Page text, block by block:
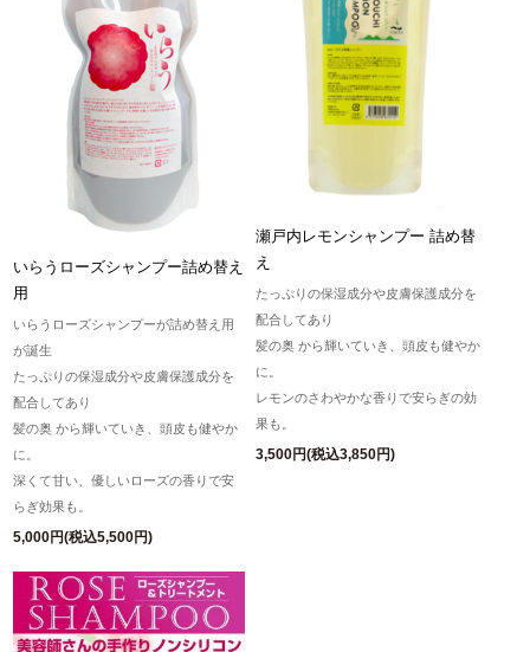
いらうローズシャンプー詰め替え
用
いらうローズシャンプーが詰め替え用
が誕生
たっぷりの保湿成分や皮膚保護成分を
配合してあり
髪の奥 から輝いていき、頭皮も健やか
に。
深くて甘い、優しいローズの香りで安
らぎ効果も。
5,000円(税込5,500円)
瀬戸内レモンシャンプー 詰め替
え
たっぷりの保湿成分や皮膚保護成分を
配合してあり
髪の奥 から輝いていき、頭皮も健やか
に。
レモンのさわやかな香りで安らぎの効
果も。
3,500円(税込3,850円)